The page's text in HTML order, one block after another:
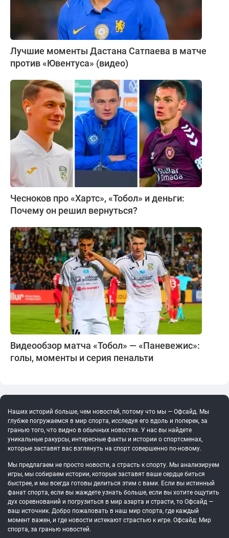
Лучшие моменты Дастана Сатпаева в матче
против «Ювентуса» (видео)
Чесноков про «Хартс», «Тобол» и деньги:
Почему он решил вернуться?
Видеообзор матча «Тобол» — «Паневежис»:
голы, моменты и серия пенальти
Наших историй больше, чем новостей, потому что мы — Офсайд. Мы
глубже погружаемся в мир спорта, исследуя его вдоль и поперек, за
гранью того, что видно в обычных новостях. У нас вы найдете
уникальные ракурсы, интересные факты и истории о спортсменах,
которые заставят вас взглянуть на спорт совершенно по-новому.
Мы предлагаем не просто новости, а страсть к спорту. Мы анализируем
игры, мы собираем истории, которые заставят ваше сердце биться
быстрее, и мы всегда готовы делиться этим с вами. Если вы истинный
фанат спорта, если вы жаждете узнать больше, если вы хотите ощутить
дух соревнований и погрузиться в мир азарта и страсти, то Офсайд —
ваш источник. Добро пожаловать в наш мир спорта, где каждый
момент важен, и где новости истекают страстью к игре. Офсайд: Мир
спорта, за гранью новостей.